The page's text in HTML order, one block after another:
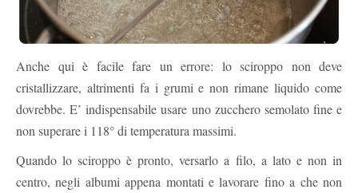
Anche qui è facile fare un errore: lo sciroppo non deve
cristallizzare, altrimenti fa i grumi e non rimane liquido come
dovrebbe. E’ indispensabile usare uno zucchero semolato fine e
non superare i 118° di temperatura massimi.
Quando lo sciroppo è pronto, versarlo a filo, a lato e non in
centro, negli albumi appena montati e lavorare fino a che non